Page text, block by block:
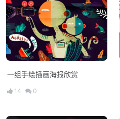
一组手绘插画海报欣赏
14 0